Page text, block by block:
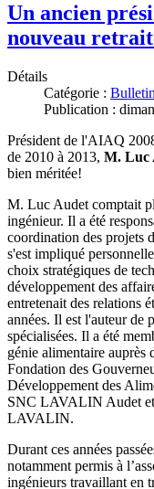
Un ancien
nouveau
Détails
Catégorie :
Publication :
Président de l'AIAQ
de 2010 à 2013, M. Luc
bien méritée!
M. Luc Audet comptait
ingénieur. Il a été
coordination des projets
s'est impliqué
choix stratégiques de
développement des
entretenait des relations
années. Il est l'auteur de
spécialisées. Il a été
génie alimentaire auprès
Fondation des
Développement des
SNC LAVALIN Audet et
LAVALIN.
Durant ces années
notamment permis à
ingénieurs travaillant en